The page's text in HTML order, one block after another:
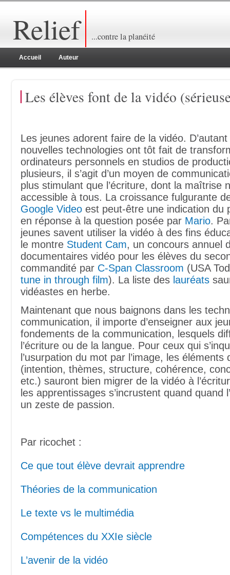
Relief ...contre la planéité
Accueil Auteur
Les élèves font de la vidéo
Les jeunes adorent faire de la vidéo.
nouvelles technologies ont tôt fait de
ordinateurs personnels en studios de
plusieurs, il s’agit d’un moyen de
plus stimulant que l’écriture, dont la maîtrise
accessible à tous. La croissance fulgurante
Google Video est peut-être une indication du
en réponse à la question posée par Mario.
jeunes savent utiliser la vidéo à des fins
le montre Student Cam, un concours annuel
documentaires vidéo pour les élèves du
commandité par C-Span Classroom (USA
tune in through film). La liste des lauréats
vidéastes en herbe.
Maintenant que nous baignons dans les
communication, il importe d’enseigner aux
fondements de la communication, lesquels
l’écriture ou de la langue. Pour ceux qui
l’usurpation du mot par l’image, les éléments
(intention, thèmes, structure, cohérence,
etc.) sauront bien migrer de la vidéo à
les apprentissages s’incrustent quand quand
un zeste de passion.
Par ricochet :
Ce que tout élève devrait apprendre
Théories de la communication
Le texte vs le multimédia
Compétences du XXIe siècle
L’avenir de la vidéo